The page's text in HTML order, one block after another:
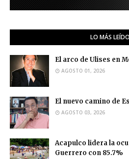
LO MÁS LEÍDO
El arco de Ulises en
AGOSTO 01, 2026
El nuevo camino de
AGOSTO 03, 2026
Acapulco lidera la
Guerrero con 85.7%